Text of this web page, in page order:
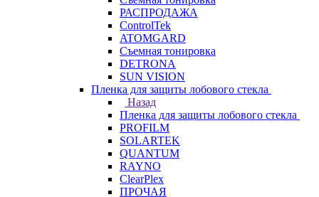
РАСПРОДАЖА
ControlTek
ATOMGARD
Съемная тонировка
DETRONA
SUN VISION
Пленка для защиты лобового стекла
Назад
Пленка для защиты лобового стекла
PROFILM
SOLARTEK
QUANTUM
RAYNO
ClearPlex
ПРОЧАЯ